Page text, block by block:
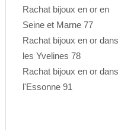
Rachat bijoux en or en
Seine et Marne 77
Rachat bijoux en or dans
les Yvelines 78
Rachat bijoux en or dans
l'Essonne 91